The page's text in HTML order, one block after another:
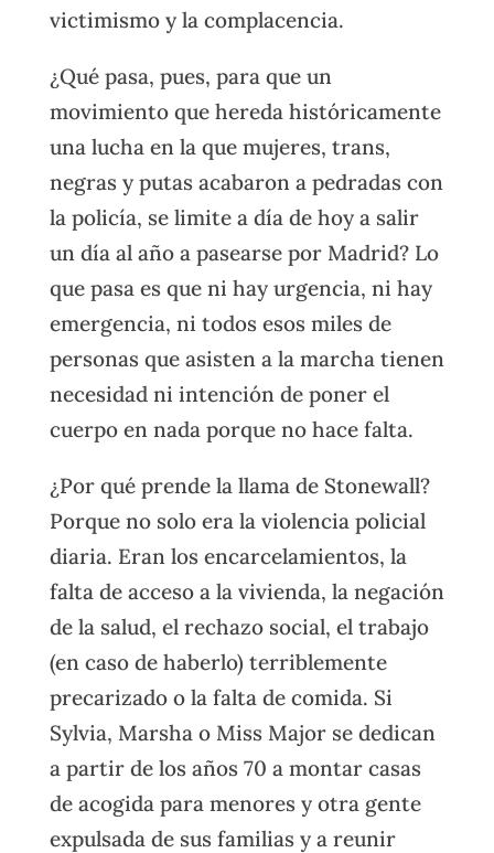
victimismo y la complacencia.
¿Qué pasa, pues, para que un
movimiento que hereda históricamente
una lucha en la que mujeres, trans,
negras y putas acabaron a pedradas con
la policía, se limite a día de hoy a salir
un día al año a pasearse por Madrid? Lo
que pasa es que ni hay urgencia, ni hay
emergencia, ni todos esos miles de
personas que asisten a la marcha tienen
necesidad ni intención de poner el
cuerpo en nada porque no hace falta.
¿Por qué prende la llama de Stonewall?
Porque no solo era la violencia policial
diaria. Eran los encarcelamientos, la
falta de acceso a la vivienda, la negación
de la salud, el rechazo social, el trabajo
(en caso de haberlo) terriblemente
precarizado o la falta de comida. Si
Sylvia, Marsha o Miss Major se dedican
a partir de los años 70 a montar casas
de acogida para menores y otra gente
expulsada de sus familias y a reunir